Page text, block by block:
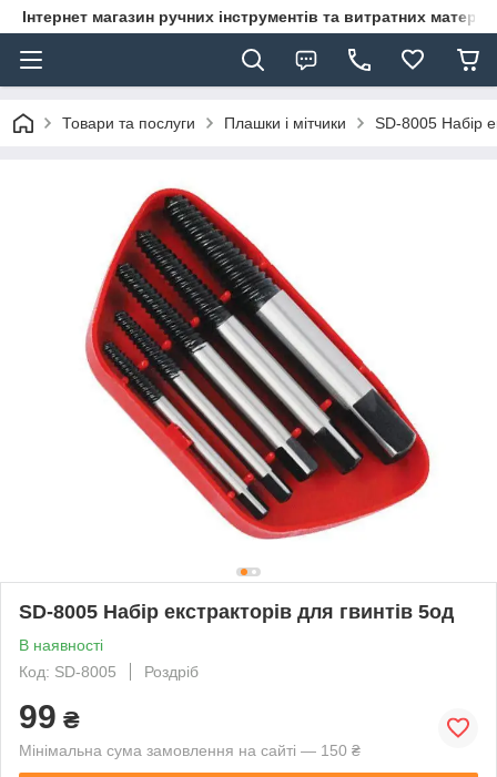
Інтернет магазин ручних інструментів та витратних
Товари та послуги Плашки і мітчики SD-8005 Набір
SD-8005 Набір екстракторів для гвинтів 5од
В наявності
Код: SD-8005
Роздріб
99 ₴
Мінімальна сума замовлення на сайті — 150 ₴